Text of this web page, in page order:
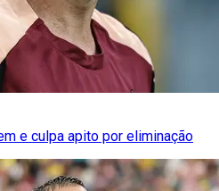
e culpa apito por eliminação